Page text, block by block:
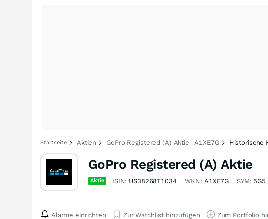
Startseite Aktien GoPro Registered (A) Aktie | A1XE7G Historische
GoPro Registered (A) Aktie
Aktie ISIN: US38268T1034 WKN: A1XE7G SYM: 5G5
Alarme einrichten Zur Watchlist hinzufügen Zum Portfolio